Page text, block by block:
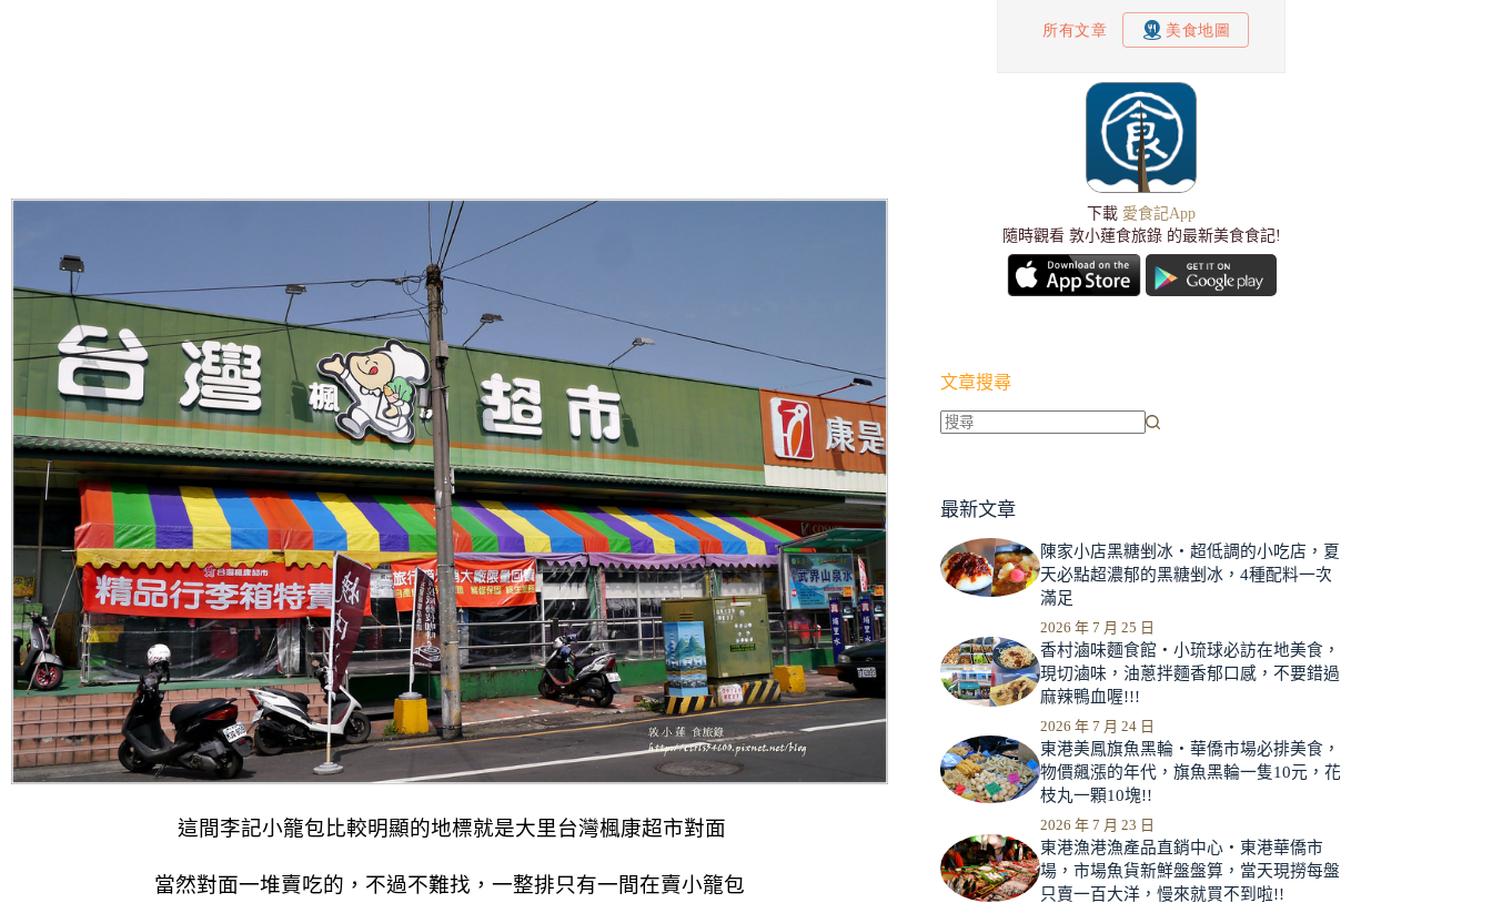
這間李記小籠包比較明顯的地標就是大里台灣楓康超市對面
當然對面一堆賣吃的，不過不難找，一整排只有一間在賣小籠包
下載 愛食記App
隨時觀看 敦小蓮食旅錄 的最新美食食記!
文章搜尋
到
合
條
結
果
最新文章
陳家小店黑糖剉冰‧超低調的小吃店，夏
天必點超濃郁的黑糖剉冰，4種配料一次
滿足
2026 年 7 月 25 日
香村滷味麵食館‧小琉球必訪在地美食，
現切滷味，油蔥拌麵香郁口感，不要錯過
麻辣鴨血喔!!!
2026 年 7 月 24 日
東港美鳳旗魚黑輪‧華僑市場必排美食，
物價飆漲的年代，旗魚黑輪一隻10元，花
枝丸一顆10塊!!
2026 年 7 月 23 日
東港漁港漁產品直銷中心‧東港華僑市
場，市場魚貨新鮮盤盤算，當天現撈每盤
只賣一百大洋，慢來就買不到啦!!